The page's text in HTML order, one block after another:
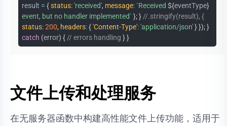
result = {status:'received', message:`Received ${eventType}
event, but no handler implemented` };}//.stringify(result), {
status:200, headers:{'Content-Type':'application/json'}});}
catch (error) {// errors handling }}
文件上传和处理服务
在无服务器函数中构建高性能文件上传功能，适用于